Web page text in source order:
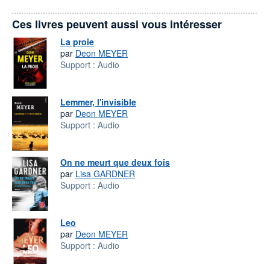
Ces livres peuvent aussi vous intéresser
La proie
par Deon MEYER
Support : Audio
Lemmer, l'invisible
par Deon MEYER
Support : Audio
On ne meurt que deux fois
par Lisa GARDNER
Support : Audio
Leo
par Deon MEYER
Support : Audio